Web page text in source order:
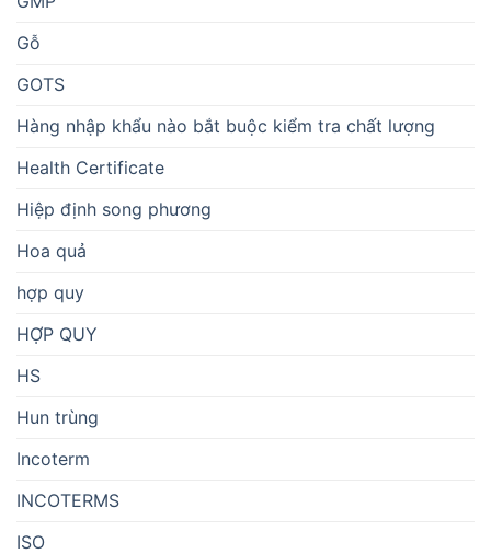
Gỗ
GOTS
Hàng nhập khẩu nào bắt buộc kiểm tra chất lượng
Health Certificate
Hiệp định song phương
Hoa quả
hợp quy
HỢP QUY
HS
Hun trùng
Incoterm
INCOTERMS
ISO